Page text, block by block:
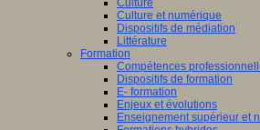
Culture
Culture et numérique
Dispositifs de médiation
Littérature
Formation
Compétences
Dispositifs de formation
E- formation
Enjeux et évolutions
Enseignement supérieur et